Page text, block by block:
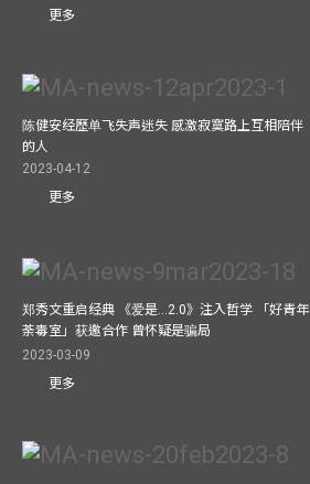
更多
陈健安经歷单飞失声迷失 感激寂寞路上互相陪伴
的人
2023-04-12
更多
郑秀文重启经典 《爱是...2.0》注入哲学 「好青年
荼毒室」获邀合作 曾怀疑是骗局
2023-03-09
更多